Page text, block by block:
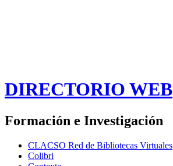
DIRECTORIO WEB
Formación e Investigación
CLACSO Red de Bibliotecas Virtuales
Colibri